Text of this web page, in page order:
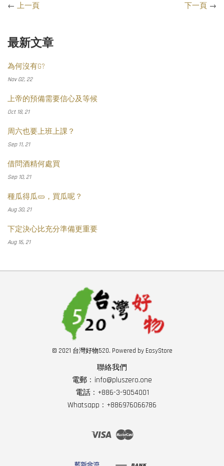
← 上一頁 下一頁 →
最新文章
為何沒有G?
Nov 02, 22
上帝的預備需要信心及等候
Oct 18, 21
周六也要上班上課？
Sep 11, 21
借問酒精何處買
Sep 10, 21
種瓜得瓜🥒，買瓜呢？
Aug 30, 21
下定決心比充分準備更重要
Aug 16, 21
© 2021 台灣好物520. Powered by EasyStore
聯絡我們
電郵﹕info@pluszero.one
電話﹕+886-3-9054001
Whatsapp﹕+886976066786
Visa Master